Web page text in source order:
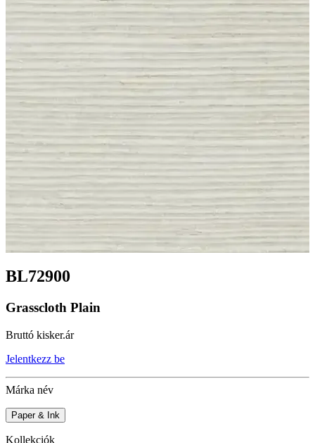
BL72900
Grasscloth Plain
Bruttó kisker.ár
Jelentkezz be
Márka név
Paper & Ink
Kollekciók